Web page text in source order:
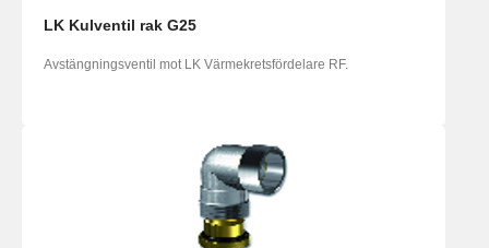
LK Kulventil rak G25
Avstängningsventil mot LK Värmekretsfördelare RF.